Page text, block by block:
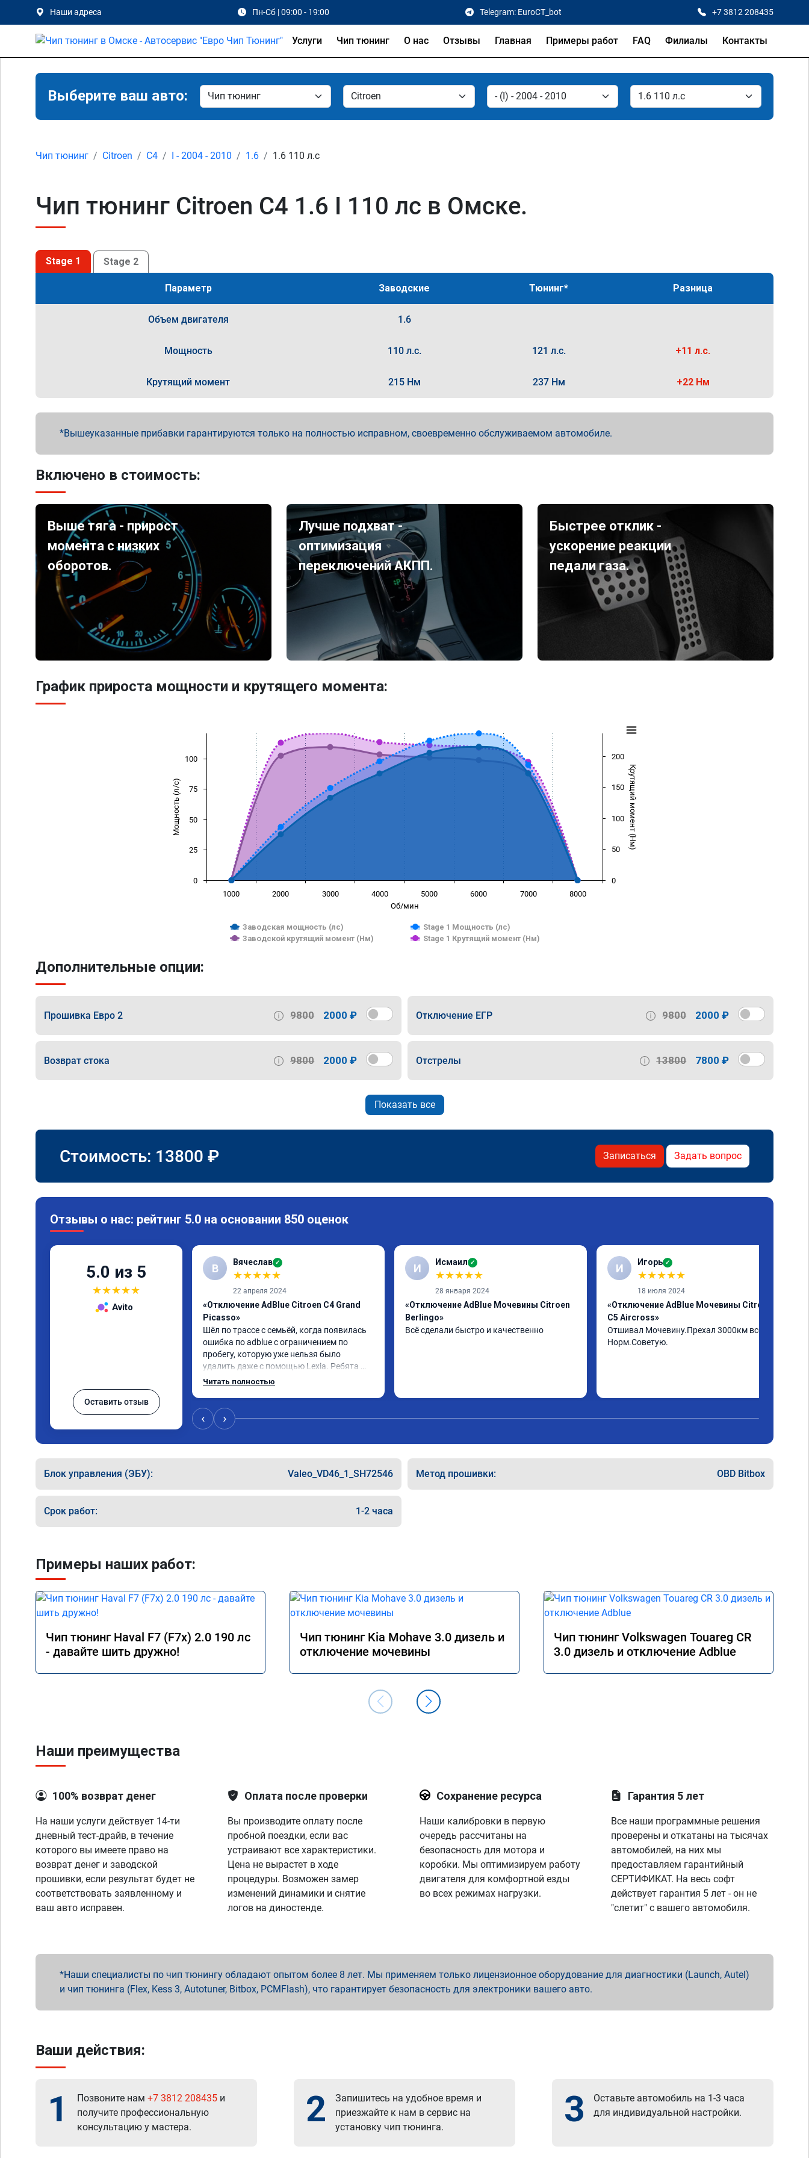
Наши адреса Пн-Сб | 09:00 - 19:00 Telegram: EuroCT_bot +7 3812 208435
Услуги Чип тюнинг О нас Отзывы Главная Примеры работ FAQ Филиалы Контакты
Выберите ваш авто:
Чип тюнинг Citroen C4 I - 2004 - 2010 1.6 1.6 110 л.с
Чип тюнинг Citroen C4 1.6 I 110 лс в Омске.
Stage 1 Stage 2
Параметр Заводские Тюнинг* Разница
Объем двигателя 1.6
Мощность 110 л.с. 121 л.с. +11 л.с.
Крутящий момент 215 Нм 237 Нм +22 Нм
Вышеуказанные прибавки гарантируются только на полностью исправном, своевременно обслуживаемом автомобиле.
Включено в стоимость:
Выше тяга - прирост
момента с низких
оборотов.
Лучше подхват -
оптимизация
переключений АКПП.
Быстрее отклик -
ускорение реакции
педали газа.
График прироста мощности и крутящего момента:
Об/мин
Мощность (л/с) Крутящий момент (Нм)
Заводская мощность (лс)
Stage 1 Мощность (лс)
Заводской крутящий момент (Нм)
Stage 1 Крутящий момент (Нм)
1000 2000 3000 4000 5000 6000 7000 8000
0
25
50
75
100
0
50
100
150
200
Дополнительные опции:
Прошивка Евро 2 9800 2000 ₽ Отключение ЕГР 9800 2000 ₽
Возврат стока 9800 2000 ₽ Отстрелы 13800 7800 ₽
Показать все
Стоимость: 13800 ₽ Записаться Задать вопрос
Отзывы о нас: рейтинг 5.0 на основании 850 оценок
5.0 из 5
★★★★★
Avito
Оставить отзыв
В Вячеслав ✓
★★★★★
22 апреля 2024
«Отключение AdBlue Citroen C4 Grand
Picasso»
Шёл по трассе с семьёй, когда появилась
ошибка по adblue с ограничением по
пробегу, которую уже нельзя было
удалить даже с помощью Lexia. Ребята
пошли навстречу, оперативно приняли и
Читать полностью
И Исмаил ✓
★★★★★
28 января 2024
«Отключение AdBlue Мочевины Citroen
Berlingo»
Всё сделали быстро и качественно
И Игорь ✓
★★★★★
18 июля 2024
«Отключение AdBlue Мочевины Citroen
C5 Aircross»
Отшивал Мочевину.Прехал 3000км всё
Норм.Советую.
‹ ›
Блок управления (ЭБУ): Valeo_VD46_1_SH72546 Метод прошивки: OBD Bitbox
Срок работ: 1-2 часа
Примеры наших работ:
Чип тюнинг Haval F7 (F7x) 2.0 190 лс
- давайте шить дружно!
Чип тюнинг Kia Mohave 3.0 дизель и
отключение мочевины
Чип тюнинг Volkswagen Touareg CR
3.0 дизель и отключение Adblue
Наши преимущества
100% возврат денег
На наши услуги действует 14-ти
дневный тест-драйв, в течение
которого вы имеете право на
возврат денег и заводской
прошивки, если результат будет не
соответствовать заявленному и
ваш авто исправен.
Оплата после проверки
Вы производите оплату после
пробной поездки, если вас
устраивают все характеристики.
Цена не вырастет в ходе
процедуры. Возможен замер
изменений динамики и снятие
логов на диностенде.
Сохранение ресурса
Наши калибровки в первую
очередь рассчитаны на
безопасность для мотора и
коробки. Мы оптимизируем работу
двигателя для комфортной езды
во всех режимах нагрузки.
Гарантия 5 лет
Все наши программные решения
проверены и откатаны на тысячах
автомобилей, на них мы
предоставляем гарантийный
СЕРТИФИКАТ. На весь софт
действует гарантия 5 лет - он не
"слетит" с вашего автомобиля.
Наши специалисты по чип тюнингу обладают опытом более 8 лет. Мы применяем только лицензионное оборудование для диагностики (Launch, Autel)
и чип тюнинга (Flex, Kess 3, Autotuner, Bitbox, PCMFlash), что гарантирует безопасность для электроники вашего авто.
Ваши действия:
1 Позвоните нам +7 3812 208435 и
получите профессиональную
консультацию у мастера.
2
Запишитесь на удобное время и
приезжайте к нам в сервис на
установку чип тюнинга.
3
Оставьте автомобиль на 1-3 часа
для индивидуальной настройки.